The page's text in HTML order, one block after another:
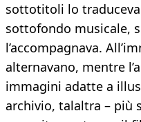
sottotitoli lo
sottofondo musicale,
l’accompagnava.
alternavano, mentre
immagini adatte a
archivio, talaltra – più